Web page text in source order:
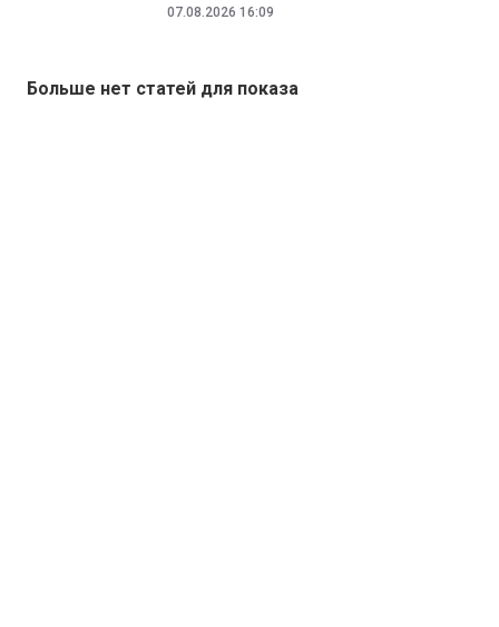
07.08.2026 16:09
Больше нет статей для показа